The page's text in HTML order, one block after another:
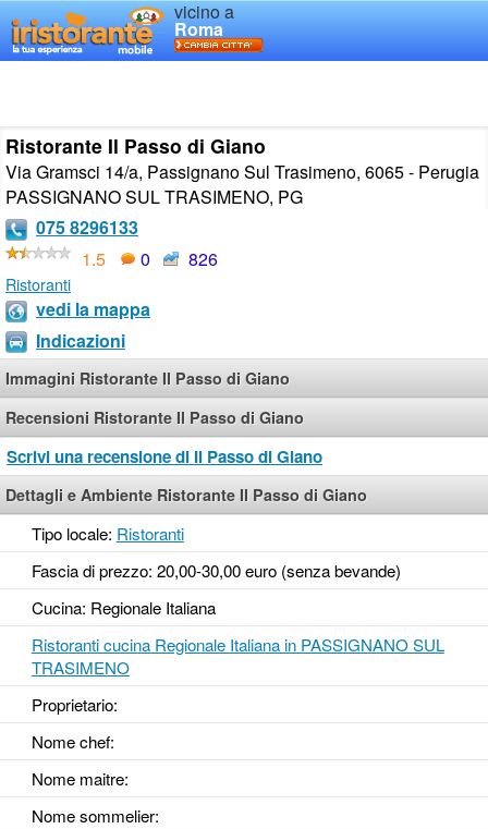
vicino a
Roma
Ristorante Il Passo di Giano
Via Gramsci 14/a, Passignano Sul Trasimeno, 6065 - Perugia
PASSIGNANO SUL TRASIMENO, PG
075 8296133
1.5
0 826
Ristoranti
vedi la mappa
Indicazioni
Immagini Ristorante Il Passo di Giano
Recensioni Ristorante Il Passo di Giano
Scrivi una recensione di Il Passo di Giano
Dettagli e Ambiente Ristorante Il Passo di Giano
Tipo locale: Ristoranti
Fascia di prezzo: 20,00-30,00 euro (senza bevande)
Cucina: Regionale Italiana
Ristoranti cucina Regionale Italiana in PASSIGNANO SUL
TRASIMENO
Proprietario:
Nome chef:
Nome maitre:
Nome sommelier: